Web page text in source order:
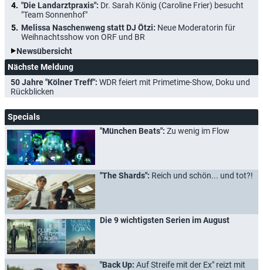
"Die Landarztpraxis": Dr. Sarah König (Caroline Frier) besucht
"Team Sonnenhof"
Melissa Naschenweng statt DJ Ötzi: Neue Moderatorin für
Weihnachtsshow von ORF und BR
Newsübersicht
Nächste Meldung
50 Jahre "Kölner Treff": WDR feiert mit Primetime-Show, Doku und
Rückblicken
Specials
"München Beats": Zu wenig im Flow
"The Shards": Reich und schön... und tot?!
Die 9 wichtigsten Serien im August
"Back Up: Auf Streife mit der Ex" reizt mit